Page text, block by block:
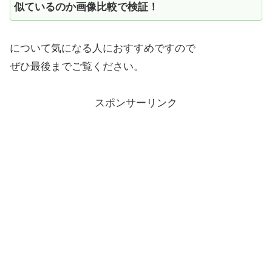
似ているのか画像比較で検証！
について気になる人におすすめですので
ぜひ最後までご覧ください。
スポンサーリンク